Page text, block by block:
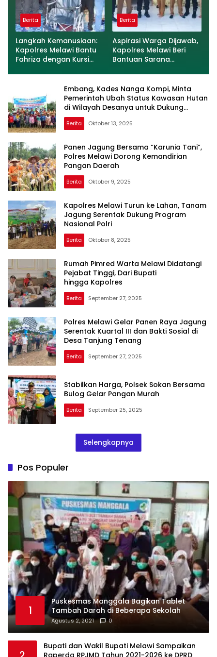
Berita
Langkah Kemanusiaan:
Kapolres Melawi Bantu
Fahriza dengan Kursi
Berita
Aspirasi Warga Dijawab,
Kapolres Melawi Beri
Bantuan Sarana
Embang, Kades Nanga Kompi, Minta
Pemerintah Ubah Status Kawasan Hutan
di Wilayah Desanya untuk Dukung
Ketahanan Pangan
Berita Oktober 13, 2025
Panen Jagung Bersama “Karunia Tani”,
Polres Melawi Dorong Kemandirian
Pangan Daerah
Berita Oktober 9, 2025
Kapolres Melawi Turun ke Lahan, Tanam
Jagung Serentak Dukung Program
Nasional Polri
Berita Oktober 8, 2025
Rumah Pimred Warta Melawi Didatangi
Pejabat Tinggi, Dari Bupati
hingga Kapolres
Berita September 27, 2025
Polres Melawi Gelar Panen Raya Jagung
Serentak Kuartal III dan Bakti Sosial di
Desa Tanjung Tenang
Berita September 27, 2025
Stabilkan Harga, Polsek Sokan Bersama
Bulog Gelar Pangan Murah
Berita September 25, 2025
Selengkapnya
Pos Populer
1
Puskesmas Manggala Bagikan Tablet
Tambah Darah di Beberapa Sekolah
Agustus 2, 2021 0
Bupati dan Wakil Bupati Melawi Sampaikan